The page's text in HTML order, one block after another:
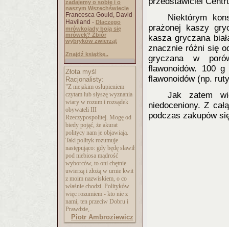
zadajemy o sobie i o
naszym Wszechświecie
Francesca Gould, David
Haviland - Dlaczego
mrówkojady boją się
mrówek? Zbiór
wybryków zwierząt
Znajdź książkę..
Złota myśl
Racjonalisty:
"Z niejakim osłupieniem
czytam lub słyszę wyznania
wiary w rozum i rozsądek
obywateli III
Rzeczypospolitej. Mogę od
biedy pojąć, że akurat
politycy nam je objawiają.
Taki polityk rozumuje
następująco: gdy będę sławił
pod niebiosa mądrość
wyborców, to oni chętnie
uwierzą i złożą w urnie kwit
z moim nazwiskiem, o co
właśnie chodzi. Polityków
więc rozumiem - kto nie z
nami, ten przeciw Dobru i
Prawdzie,..
Piotr Ambroziewicz
Niektórym
prażonej kaszy
kasza gryczana
znacznie różni się
gryczana w
flawonoidów. 100
flawonoidów (np.
Jak zatem
niedoceniony. Z
podczas zakupów